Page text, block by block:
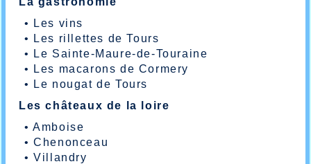
•
Les vins
•
Les rillettes de Tours
•
Le Sainte-Maure-de-Touraine
•
Les macarons de Cormery
•
Le nougat de Tours
Les châteaux de la loire
•Amboise
•Chenonceau
•Villandry